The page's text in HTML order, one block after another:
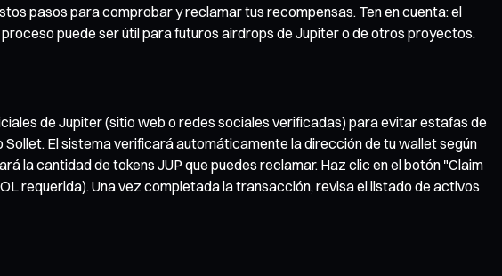
pasos para comprobar y reclamar tus recompensas. Ten en cuenta: el
puede ser útil para futuros airdrops de Jupiter o de otros proyectos.
de Jupiter (sitio web o redes sociales verificadas) para evitar estafas de
El sistema verificará automáticamente la dirección de tu wallet según
la cantidad de tokens JUP que puedes reclamar. Haz clic en el botón "Claim
requerida). Una vez completada la transacción, revisa el listado de activos